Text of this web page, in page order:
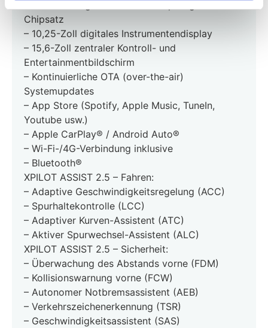
Chipsatz
– 10,25-Zoll digitales Instrumentendisplay
– 15,6-Zoll zentraler Kontroll- und
Entertainmentbildschirm
– Kontinuierliche OTA (over-the-air)
Systemupdates
– App Store (Spotify, Apple Music, TuneIn,
Youtube usw.)
– Apple CarPlay® / Android Auto®
– Wi-Fi-/4G-Verbindung inklusive
– Bluetooth®
XPILOT ASSIST 2.5 – Fahren:
– Adaptive Geschwindigkeitsregelung (ACC)
– Spurhaltekontrolle (LCC)
– Adaptiver Kurven-Assistent (ATC)
– Aktiver Spurwechsel-Assistent (ALC)
XPILOT ASSIST 2.5 – Sicherheit:
– Überwachung des Abstands vorne (FDM)
– Kollisionswarnung vorne (FCW)
– Autonomer Notbremsassistent (AEB)
– Verkehrszeichenerkennung (TSR)
– Geschwindigkeitsassistent (SAS)